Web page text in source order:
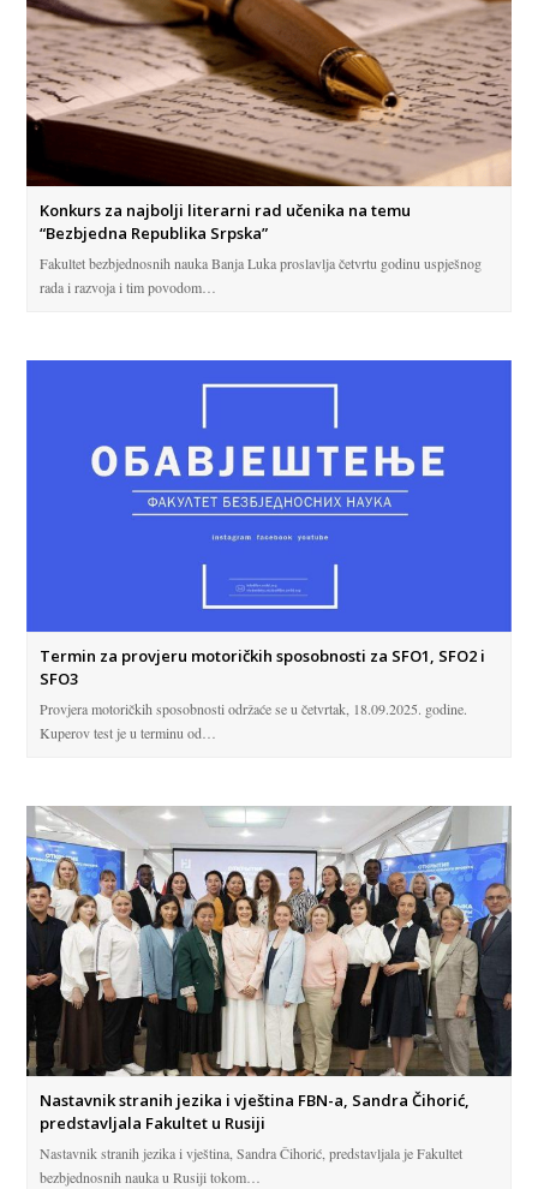
Konkurs za najbolji literarni rad učenika na temu
“Bezbjedna Republika Srpska”
Fakultet bezbjednosnih nauka Banja Luka proslavlja četvrtu godinu uspješnog
rada i razvoja i tim povodom…
Termin za provjeru motoričkih sposobnosti za SFO1, SFO2 i
SFO3
Provjera motoričkih sposobnosti održaće se u četvrtak, 18.09.2025. godine.
Kuperov test je u terminu od…
Nastavnik stranih jezika i vještina FBN-a, Sandra Čihorić,
predstavljala Fakultet u Rusiji
Nastavnik stranih jezika i vještina, Sandra Čihorić, predstavljala je Fakultet
bezbjednosnih nauka u Rusiji tokom…